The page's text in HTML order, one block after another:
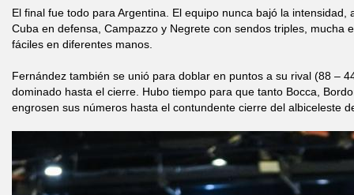
El final fue todo para Argentina. El equipo nunca bajó la intensidad,
Cuba en defensa, Campazzo y Negrete con sendos triples, mucha
fáciles en diferentes manos.
Fernández también se unió para doblar en puntos a su rival (88 –
dominado hasta el cierre. Hubo tiempo para que tanto Bocca,
engrosen sus números hasta el contundente cierre del albiceleste